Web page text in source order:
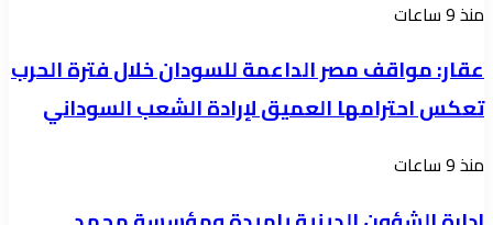
الواجهة
الإعلامية
لمليشيا
الدعم
السريع
عقار:
مصر
الداعمة
خلال
فترة
منذ 9 ساعات
عقار: مواقف مصر الداعمة للسودان خلال فترة الحرب
تعكس احترامها العميق لإرادة الشعب السوداني
ادارة
منذ 9 ساعات